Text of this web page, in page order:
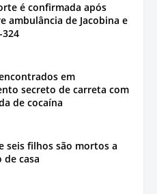
é confirmada após
ambulância de Jacobina e
324
em
secreto de carreta com
de cocaína
seis filhos são mortos a
casa